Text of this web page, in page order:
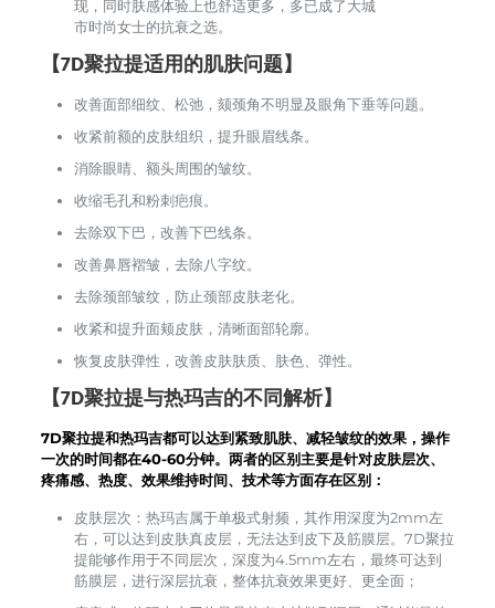
现，同时肤感体验上也舒适更多，多已成了大城
市时尚女士的抗衰之选。
【7D聚拉提适用的肌肤问题】
改善面部细纹、松弛，颏颈角不明显及眼角下垂等问题。
收紧前额的皮肤组织，提升眼眉线条。
消除眼睛、额头周围的皱纹。
收缩毛孔和粉刺疤痕。
去除双下巴，改善下巴线条。
改善鼻唇褶皱，去除八字纹。
去除颈部皱纹，防止颈部皮肤老化。
收紧和提升面颊皮肤，清晰面部轮廓。
恢复皮肤弹性，改善皮肤肤质、肤色、弹性。
【7D聚拉提与热玛吉的不同解析】
7D聚拉提和热玛吉都可以达到紧致肌肤、减轻皱纹的效果，操作
一次的时间都在40-60分钟。两者的区别主要是针对皮肤层次、
疼痛感、热度、效果维持时间、技术等方面存在区别：
皮肤层次：热玛吉属于单极式射频，其作用深度为2mm左
右，可以达到皮肤真皮层，无法达到皮下及筋膜层。7D聚拉
提能够作用于不同层次，深度为4.5mm左右，最终可达到
筋膜层，进行深层抗衰，整体抗衰效果更好、更全面；